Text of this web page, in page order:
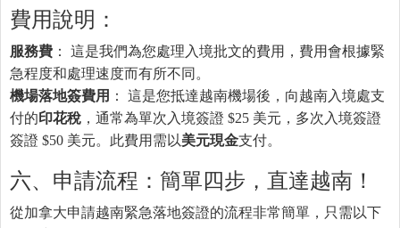
費用說明：
服務費 ： 這是我們為您處理入境批文的費用，費用會根據緊
急程度和處理速度而有所不同。
機場落地簽費用 ： 這是您抵達越南機場後，向越南入境處支
付的印花稅 ，通常為單次入境簽證 $25 美元，多次入境簽證
簽證 $50 美元。此費用需以美元現金支付。
六、申請流程：簡單四步，直達越南！
從加拿大申請越南緊急落地簽證的流程非常簡單，只需以下